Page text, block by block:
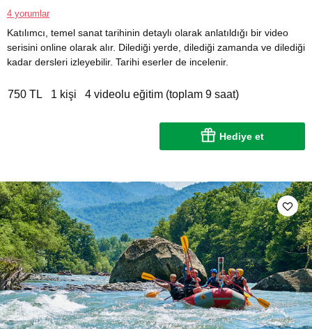
4 yorumlar
Katılımcı, temel sanat tarihinin detaylı olarak anlatıldığı bir video
serisini online olarak alır. Dilediği yerde, dilediği zamanda ve dilediği
kadar dersleri izleyebilir. Tarihi eserler de incelenir.
750 TL 1 kişi 4 videolu eğitim (toplam 9 saat)
Hediye et